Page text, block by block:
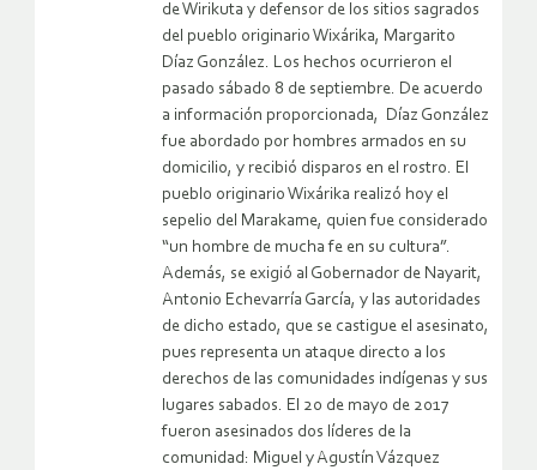
de Wirikuta y defensor de los sitios sagrados
del pueblo originario Wixárika, Margarito
Díaz González. Los hechos ocurrieron el
pasado sábado 8 de septiembre. De acuerdo
a información proporcionada, Díaz González
fue abordado por hombres armados en su
domicilio, y recibió disparos en el rostro. El
pueblo originario Wixárika realizó hoy el
sepelio del Marakame, quien fue considerado
“un hombre de mucha fe en su cultura”.
Además, se exigió al Gobernador de Nayarit,
Antonio Echevarría García, y las autoridades
de dicho estado, que se castigue el asesinato,
pues representa un ataque directo a los
derechos de las comunidades indígenas y sus
lugares sabados. El 20 de mayo de 2017
fueron asesinados dos líderes de la
comunidad: Miguel y Agustín Vázquez